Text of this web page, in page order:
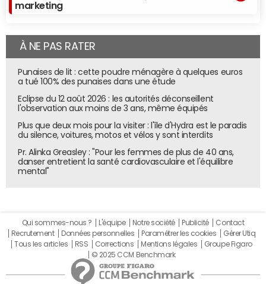
marketing
À NE PAS RATER
Punaises de lit : cette poudre ménagère à quelques euros
a tué 100% des punaises dans une étude
Eclipse du 12 août 2026 : les autorités déconseillent
l'observation aux moins de 3 ans, même équipés
Plus que deux mois pour la visiter : l'île d'Hydra est le paradis
du silence, voitures, motos et vélos y sont interdits
Pr. Alinka Greasley : "Pour les femmes de plus de 40 ans,
danser entretient la santé cardiovasculaire et l'équilibre
mental"
Qui sommes-nous ? L'équipe Notre société Publicité
Contact
Recrutement
Données personnelles Paramétrer les cookies
Gérer Utiq
Tous les articles
RSS Corrections Mentions légales
Groupe Figaro
© 2025 CCM Benchmark